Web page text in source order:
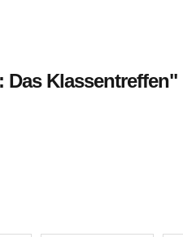
Das Klassentreffen"